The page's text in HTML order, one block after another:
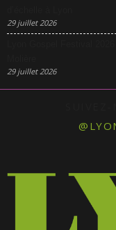
29 juillet 2026
29 juillet 2026